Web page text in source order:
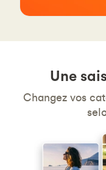
Une
Changez vos